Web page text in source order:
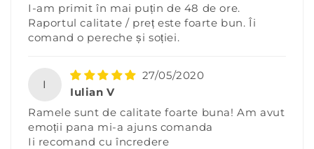
I-am primit în mai puțin de 48 de ore.
Raportul calitate / preț este foarte bun. Îi
comand o pereche și soției.
I
27/05/2020
Iulian V
Ramele sunt de calitate foarte buna! Am avut
emoții pana mi-a ajuns comanda
Ii recomand cu încredere